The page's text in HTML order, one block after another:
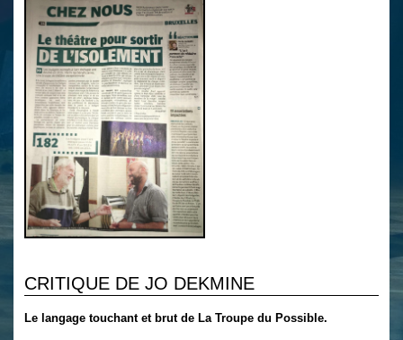
CRITIQUE DE JO DEKMINE
Le langage touchant et brut de La Troupe du Possible.